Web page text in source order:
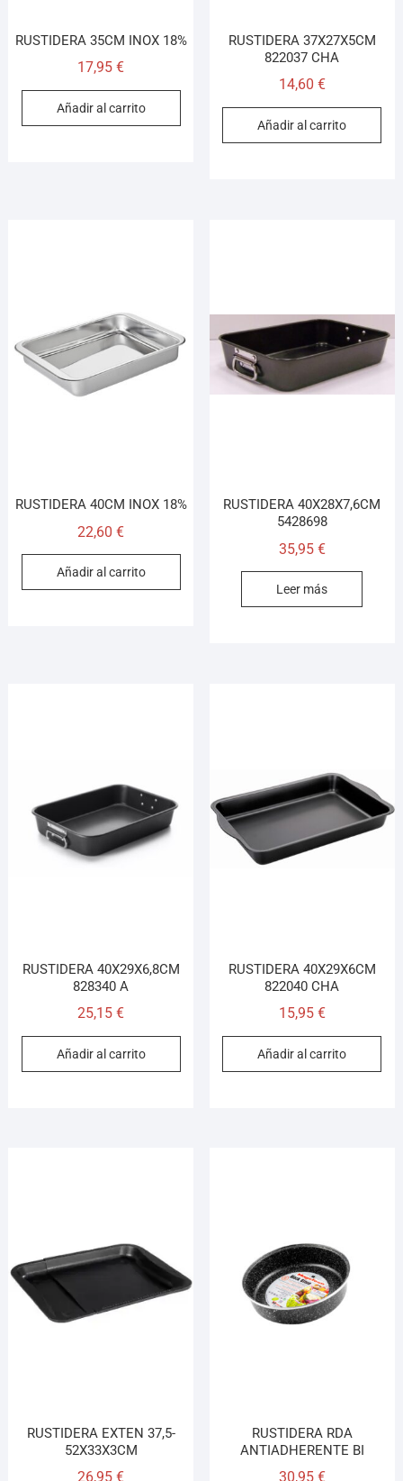
RUSTIDERA 35CM INOX 18%
17,95€
Añadir al carrito
RUSTIDERA 37X27X5CM
822037 CHA
14,60 €
Añadir al carrito
RUSTIDERA 40CM INOX 18%
22,60€
Añadir al carrito
RUSTIDERA 40X28X7,6CM
5428698
35,95 €
Leer más
RUSTIDERA 40X29X6,8CM
828340 A
25,15€
Añadir al carrito
RUSTIDERA 40X29X6CM
822040 CHA
15,95 €
Añadir al carrito
RUSTIDERA EXTEN 37,5-
52X33X3CM
26,95€
RUSTIDERA RDA
ANTIADHERENTE BI
30,95 €